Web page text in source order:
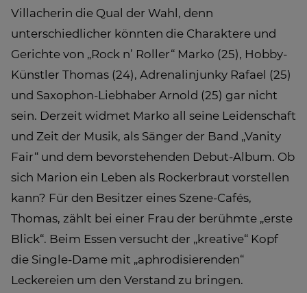
Villacherin die Qual der Wahl, denn
unterschiedlicher könnten die Charaktere und
Gerichte von „Rock n’ Roller“ Marko (25), Hobby-
Künstler Thomas (24), Adrenalinjunky Rafael (25)
und Saxophon-Liebhaber Arnold (25) gar nicht
sein. Derzeit widmet Marko all seine Leidenschaft
und Zeit der Musik, als Sänger der Band „Vanity
Fair“ und dem bevorstehenden Debut-Album. Ob
sich Marion ein Leben als Rockerbraut vorstellen
kann? Für den Besitzer eines Szene-Cafés,
Thomas, zählt bei einer Frau der berühmte „erste
Blick“. Beim Essen versucht der „kreative“ Kopf
die Single-Dame mit „aphrodisierenden“
Leckereien um den Verstand zu bringen.